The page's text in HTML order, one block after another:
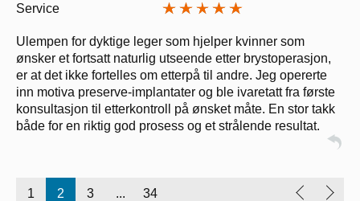
Service
Ulempen for dyktige leger som hjelper kvinner som
ønsker et fortsatt naturlig utseende etter brystoperasjon,
er at det ikke fortelles om etterpå til andre. Jeg opererte
inn motiva preserve-implantater og ble ivaretatt fra første
konsultasjon til etterkontroll på ønsket måte. En stor takk
både for en riktig god prosess og et strålende resultat.
1 2 3 ... 34